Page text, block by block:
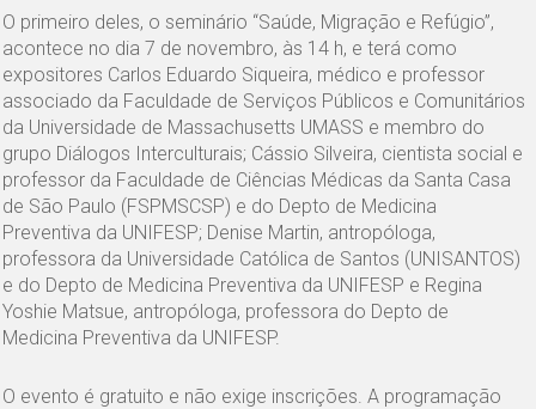
O primeiro deles, o seminário “Saúde, Migração e Refúgio”,
acontece no dia 7 de novembro, às 14 h, e terá como
expositores Carlos Eduardo Siqueira, médico e professor
associado da Faculdade de Serviços Públicos e Comunitários
da Universidade de Massachusetts UMASS e membro do
grupo Diálogos Interculturais; Cássio Silveira, cientista social e
professor da Faculdade de Ciências Médicas da Santa Casa
de São Paulo (FSPMSCSP) e do Depto de Medicina
Preventiva da UNIFESP; Denise Martin, antropóloga,
professora da Universidade Católica de Santos (UNISANTOS)
e do Depto de Medicina Preventiva da UNIFESP e Regina
Yoshie Matsue, antropóloga, professora do Depto de
Medicina Preventiva da UNIFESP.
O evento é gratuito e não exige inscrições. A programação